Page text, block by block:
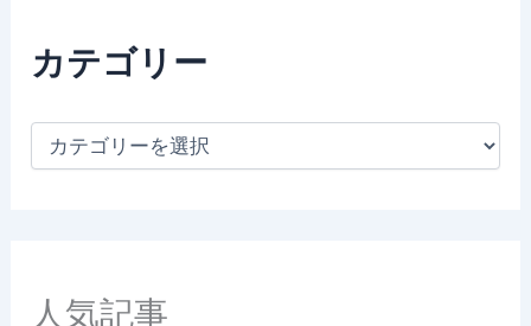
カテゴリー
人気記事